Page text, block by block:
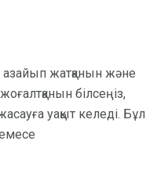
жатқанын және
білсеңіз,
уақыт келеді. Бұл